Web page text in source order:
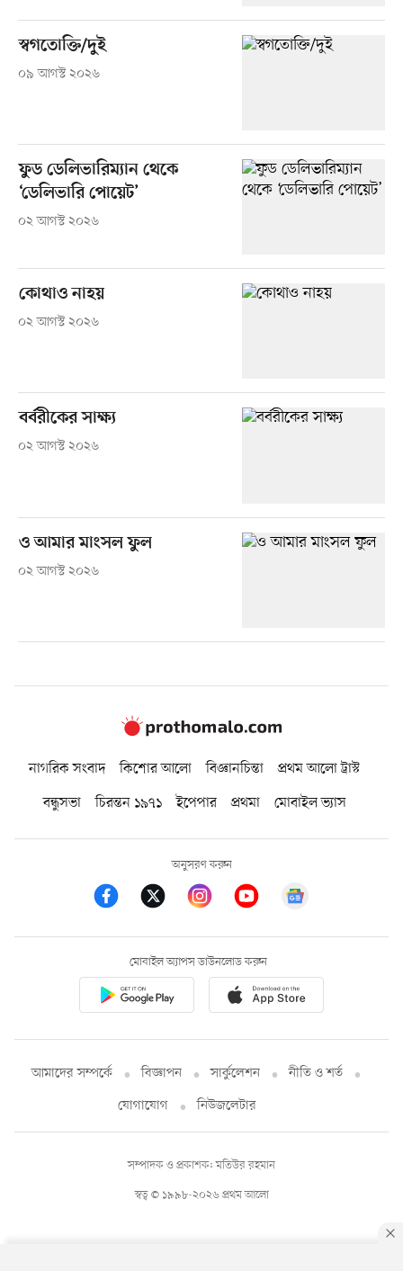
স্বগতোক্তি/দুই
০৯ আগস্ট ২০২৬
ফুড ডেলিভারিম্যান থেকে
‘ডেলিভারি পোয়েট’
০২ আগস্ট ২০২৬
কোথাও নাহয়
০২ আগস্ট ২০২৬
বর্বরীকের সাক্ষ্য
০২ আগস্ট ২০২৬
ও আমার মাংসল ফুল
০২ আগস্ট ২০২৬
নাগরিক সংবাদ কিশোর আলো বিজ্ঞানচিন্তা
প্রথম আলো ট্রাস্ট
বন্ধুসভা
চিরন্তন ১৯৭১ ইপেপার প্রথমা মোবাইল ভ্যাস
অনুসরণ করুন
মোবাইল অ্যাপস ডাউনলোড করুন
আমাদের সম্পর্কে বিজ্ঞাপন সার্কুলেশন
নীতি ও শর্ত
যোগাযোগ
নিউজলেটার
স্বত্ব © ১৯৯৮-২০২৬ প্রথম আলো
সম্পাদক ও প্রকাশক: মতিউর রহমান